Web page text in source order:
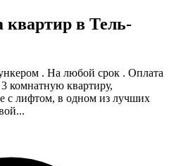
квартир в Тель-
. На любой срок . Оплата
комнатную квартиру,
с лифтом, в одном из лучших